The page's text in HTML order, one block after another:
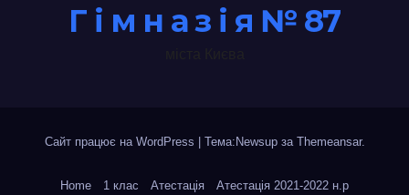
Г і м н а з і я № 87
Сайт працює на WordPress Тема:Newsup за Themeansar.
Home 1 клас Атестація Атестація 2021-2022 н.р